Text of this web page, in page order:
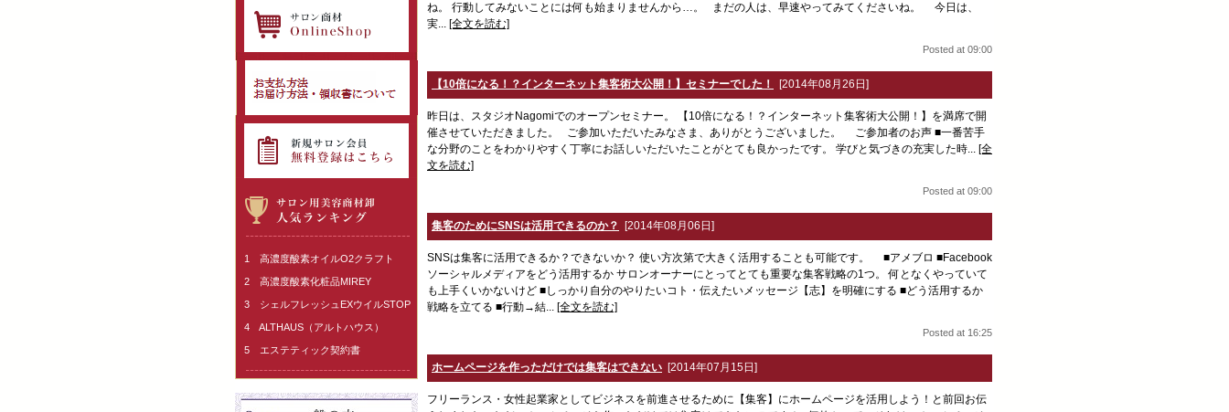
1 高濃度酸素オイルO2クラフト
2 高濃度酸素化粧品MIREY
3 シェルフレッシュEXウイルSTOP
4 ALTHAUS（アルトハウス）
5 エステティック契約書
ね。 行動してみないことには何も始まりませんから…。 まだの人は、早速やってみてくださいね。 今日は、
実... [全文を読む]
Posted at 09:00
【10倍になる！？インターネット集客術大公開！】セミナーでした！ [2014年08月26日]
昨日は、スタジオNagomiでのオープンセミナー。 【10倍になる！？インターネット集客術大公開！】を満席で開
催させていただきました。 ご参加いただいたみなさま、ありがとうございました。 ご参加者のお声 ■一番苦手
な分野のことをわかりやすく丁寧にお話しいただいたことがとても良かったです。 学びと気づきの充実した時... [全
文を読む]
Posted at 09:00
集客のためにSNSは活用できるのか？ [2014年08月06日]
SNSは集客に活用できるか？できないか？ 使い方次第で大きく活用することも可能です。 ■アメブロ ■Facebook
ソーシャルメディアをどう活用するか サロンオーナーにとってとても重要な集客戦略の1つ。 何となくやっていて
も上手くいかないけど ■しっかり自分のやりたいコト・伝えたいメッセージ【志】を明確にする ■どう活用するか
戦略を立てる ■行動→結... [全文を読む]
Posted at 16:25
ホームページを作っただけでは集客はできない [2014年07月15日]
フリーランス・女性起業家としてビジネスを前進させるために【集客】にホームページを活用しよう！と前回お伝